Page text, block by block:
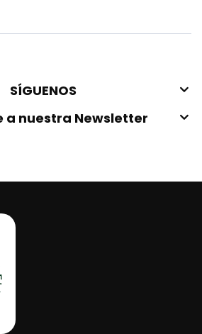
SÍGUENOS
a nuestra Newsletter